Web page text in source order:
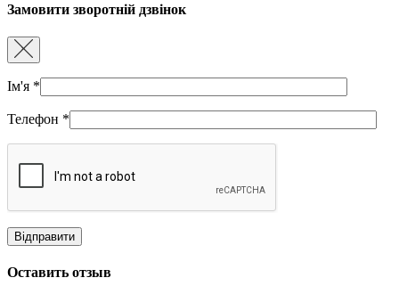
Замовити зворотній дзвінок
Ім'я *
Телефон *
Оставить отзыв